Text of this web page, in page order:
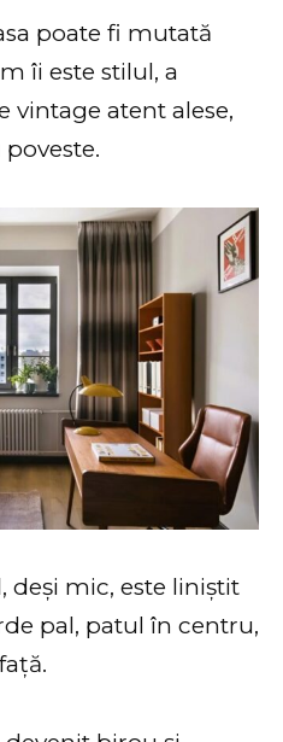
poate fi mutată
îi este stilul, a
vintage atent alese,
mic, este liniștit
pal, patul în centru,